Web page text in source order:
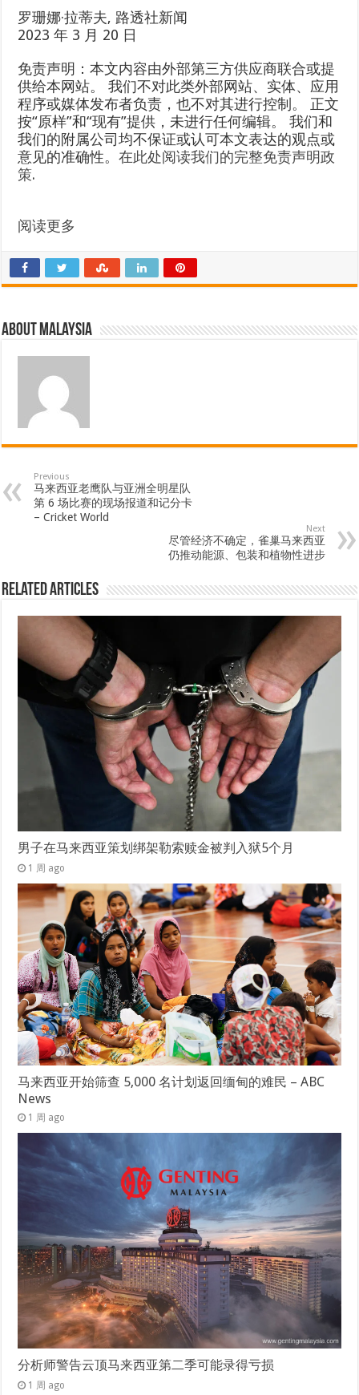
罗珊娜·拉蒂夫, 路透社新闻
2023 年 3 月 20 日
免责声明：本文内容由外部第三方供应商联合或提
供给本网站。 我们不对此类外部网站、实体、应用
程序或媒体发布者负责，也不对其进行控制。 正文
按“原样”和“现有”提供，未进行任何编辑。 我们和
我们的附属公司均不保证或认可本文表达的观点或
意见的准确性。在此处阅读我们的完整免责声明政
策.
阅读更多
About Malaysia
Previous
马来西亚老鹰队与亚洲全明星队
第 6 场比赛的现场报道和记分卡
– Cricket World
Next
尽管经济不确定，雀巢马来西亚
仍推动能源、包装和植物性进步
Related Articles
男子在马来西亚策划绑架勒索赎金被判入狱5个月
1 周 ago
马来西亚开始筛查 5,000 名计划返回缅甸的难民 – ABC
News
1 周 ago
分析师警告云顶马来西亚第二季可能录得亏损
1 周 ago